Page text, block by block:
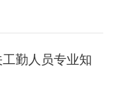
勤人员专业知